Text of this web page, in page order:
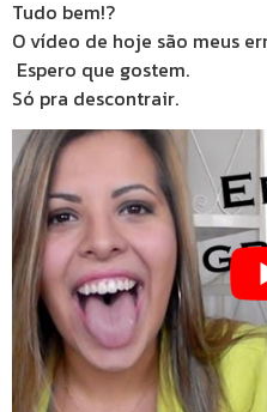
Tudo bem!?
O vídeo de hoje são meus
Espero que gostem.
Só pra descontrair.